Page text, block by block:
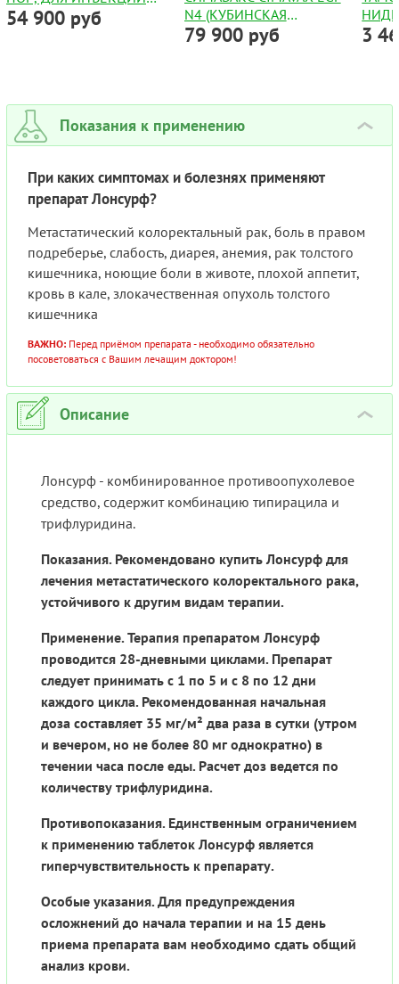
100МГ
54 900 руб
N4 (КУБИНСКАЯ
ВАКЦИНА ОТ РАКА
79 900 руб
№30
3
Показания к применению ›
При каких симптомах и болезнях применяют
препарат Лонсурф?
Метастатический колоректальный рак, боль в правом
подреберье, слабость, диарея, анемия, рак толстого
кишечника, ноющие боли в животе, плохой аппетит,
кровь в кале, злокачественная опухоль толстого
кишечника
ВАЖНО: Перед приёмом препарата - необходимо обязательно
посоветоваться с Вашим лечащим доктором!
Описание ›
Лонсурф - комбинированное противоопухолевое
средство, содержит комбинацию типирацила и
трифлуридина.
Показания. Рекомендовано купить Лонсурф для
лечения метастатического колоректального рака,
устойчивого к другим видам терапии.
Применение. Терапия препаратом Лонсурф
проводится 28-дневными циклами. Препарат
следует принимать с 1 по 5 и с 8 по 12 дни
каждого цикла. Рекомендованная начальная
доза составляет 35 мг/м² два раза в сутки (утром
и вечером, но не более 80 мг однократно) в
течении часа после еды. Расчет доз ведется по
количеству трифлуридина.
Противопоказания. Единственным ограничением
к применению таблеток Лонсурф является
гиперчувствительность к препарату.
Особые указания. Для предупреждения
осложнений до начала терапии и на 15 день
приема препарата вам необходимо сдать общий
анализ крови.